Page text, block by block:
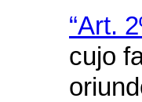
“Art.
cujo